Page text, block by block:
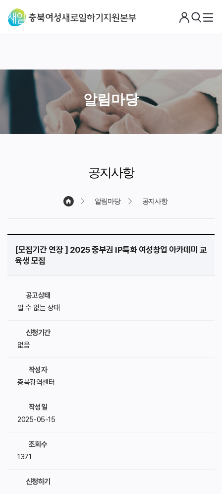
로
검
메
알림마당
공지사항
알림마당 공지사항
[모집기간 연장 ] 2025 중부권 IP특화 여성창업 아카데미 교
육생 모집
공고상태
알 수 없는 상태
신청기간
없음
작성자
충북광역센터
작성일
2025-05-15
조회수
1371
신청하기